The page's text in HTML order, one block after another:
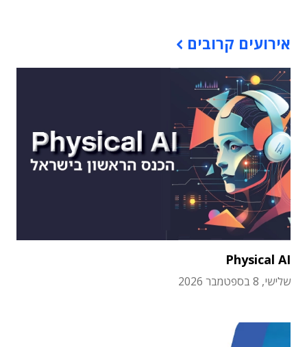
אירועים קרובים
Physical AI
שלישי, 8 בספטמבר 2026